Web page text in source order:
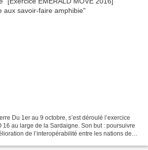
Du 1er au 9 octobre, s’est déroulé l’exercice
16 au large de la Sardaigne. Son but : poursuivre
de l’interopérabilité entre les nations de